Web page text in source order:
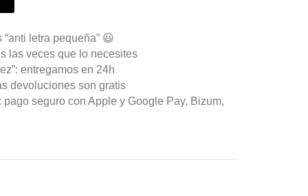
“anti letra pequeña” 😃
las veces que lo necesites
entregamos en 24h
devoluciones son gratis
seguro con Apple y Google Pay, Bizum,